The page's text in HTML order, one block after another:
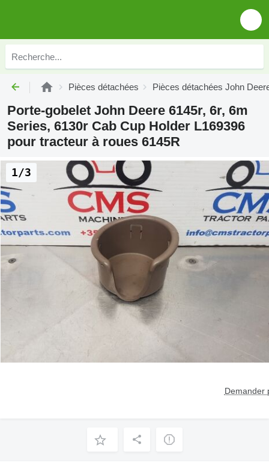
Pièces détachées Pièces détachées John
Porte-gobelet John Deere 6145r, 6r, 6m
Series, 6130r Cab Cup Holder L169396
pour tracteur à roues 6145R
Demander
1/3